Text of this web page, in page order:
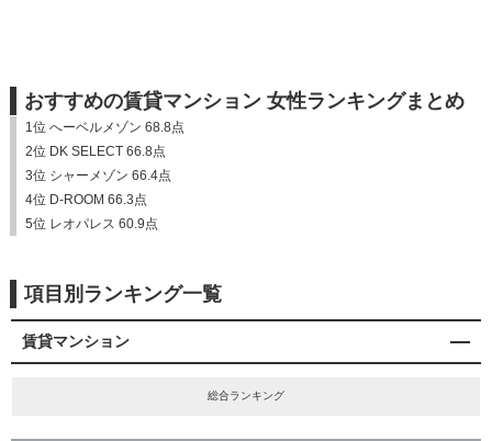
おすすめの賃貸マンション 女性ランキングまとめ
1位 へーベルメゾン 68.8点
2位 DK SELECT 66.8点
3位 シャーメゾン 66.4点
4位 D-ROOM 66.3点
5位 レオパレス 60.9点
項目別ランキング一覧
賃貸マンション
総合ランキング